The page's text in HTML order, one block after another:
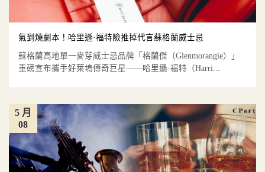
氣到燒劇本！哈里遜·福特險推掉代言蘇格蘭威士忌
蘇格蘭高地單一麥芽威士忌品牌「格蘭傑（Glenmorangie）」
重磅宣布攜手好萊塢傳奇巨星——哈里遜·福特（Harri...
08
5 月